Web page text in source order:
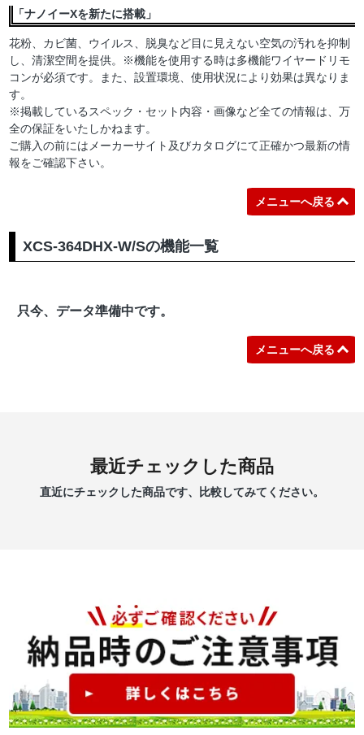
「ナノイーXを新たに搭載」
花粉、カビ菌、ウイルス、脱臭など目に見えない空気の汚れを抑制
し、清潔空間を提供。※機能を使用する時は多機能ワイヤードリモ
コンが必須です。また、設置環境、使用状況により効果は異なりま
す。
※掲載しているスペック・セット内容・画像など全ての情報は、万
全の保証をいたしかねます。
ご購入の前にはメーカーサイト及びカタログにて正確かつ最新の情
報をご確認下さい。
メニューへ戻る
XCS-364DHX-W/Sの機能一覧
只今、データ準備中です。
メニューへ戻る
最近チェックした商品
直近にチェックした商品です、比較してみてください。